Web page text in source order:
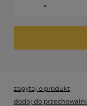
-
zapytaj o produkt
dodaj do przechowalni